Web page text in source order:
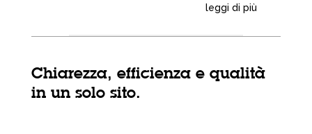
leggi di più
Chiarezza, efficienza e qualità
in un solo sito.